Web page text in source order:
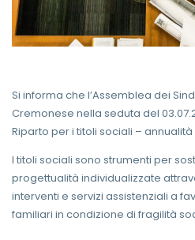
Si informa che l’Assemblea dei
Cremonese nella seduta del
Riparto per i titoli sociali – annualità
I titoli sociali sono strumenti per
progettualità individualizzate
interventi e servizi assistenziali a
familiari in condizione di fragilità